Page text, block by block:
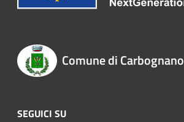
Comune di Carbognano
SEGUICI SU